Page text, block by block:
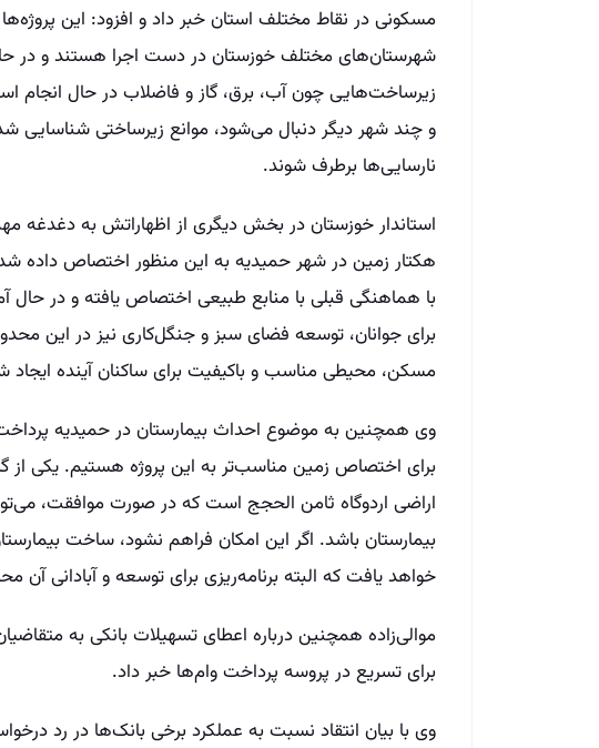
مسکونی در نقاط مختلف استان خبر داد و افزود: این
شهرستان‌های مختلف خوزستان در دست اجرا هستند و در
زیرساخت‌هایی چون آب، برق، گاز و فاضلاب در حال انجام
و چند شهر دیگر دنبال می‌شود، موانع زیرساختی شناسایی
نارسایی‌ها برطرف شوند.
هکتار زمین در شهر حمیدیه به این منظور اختصاص داده
با هماهنگی قبلی با منابع طبیعی اختصاص یافته و در
برای جوانان، توسعه فضای سبز و جنگل‌کاری نیز در این
مسکن، محیطی مناسب و باکیفیت برای ساکنان آینده ایجاد
وی همچنین به موضوع احداث بیمارستان در حمیدیه
برای اختصاص زمین مناسب‌تر به این پروژه هستیم. یکی
اراضی اردوگاه ثامن الحجج است که در صورت موافقت،
بیمارستان باشد. اگر این امکان فراهم نشود، ساخت
خواهد یافت که البته برنامه‌ریزی برای توسعه و آبادانی
موالی‌زاده همچنین درباره اعطای تسهیلات بانکی به
برای تسریع در پروسه پرداخت وام‌ها خبر داد.
وی با بیان انتقاد نسبت به عملکرد برخی بانک‌ها در رد